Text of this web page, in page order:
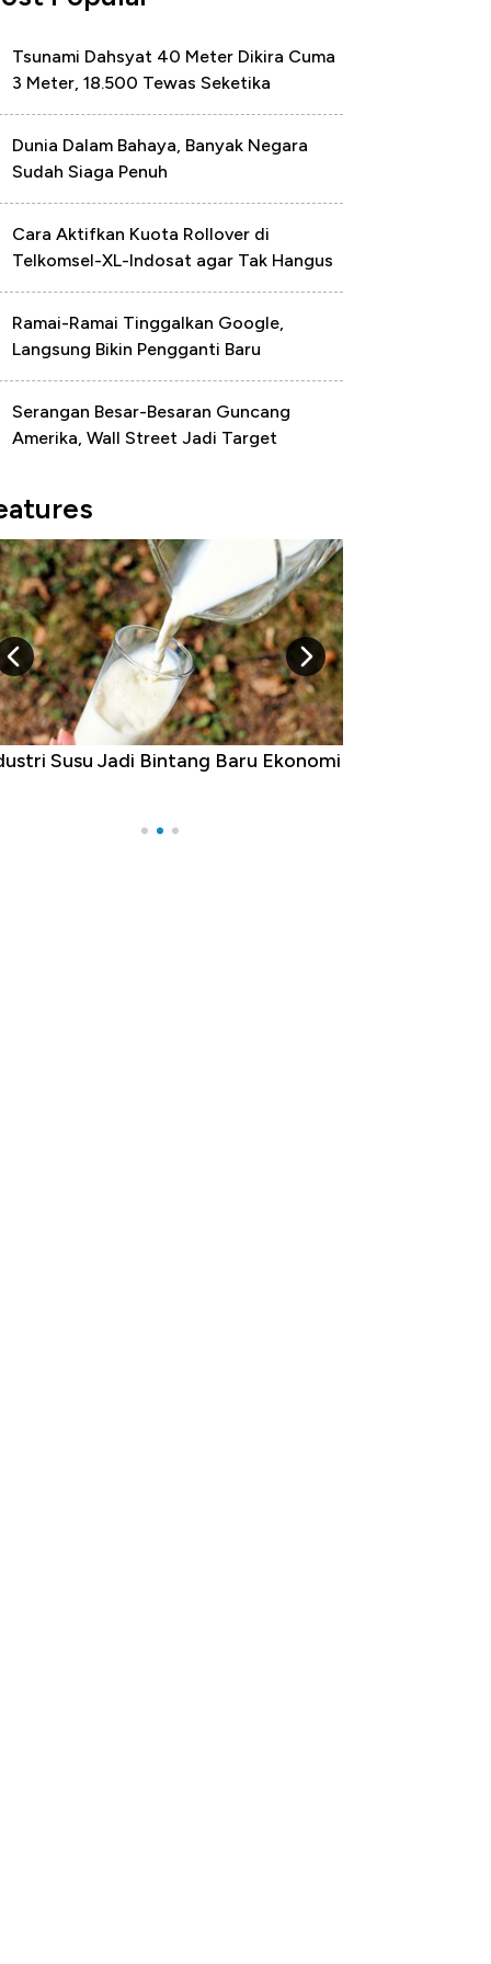
Tsunami Dahsyat 40 Meter Dikira Cuma
3 Meter, 18.500 Tewas Seketika
Dunia Dalam Bahaya, Banyak Negara
Sudah Siaga Penuh
Cara Aktifkan Kuota Rollover di
Telkomsel-XL-Indosat agar Tak Hangus
Ramai-Ramai Tinggalkan Google,
Langsung Bikin Pengganti Baru
Serangan Besar-Besaran Guncang
Amerika, Wall Street Jadi Target
Susu Jadi Bintang Baru Ekonomi